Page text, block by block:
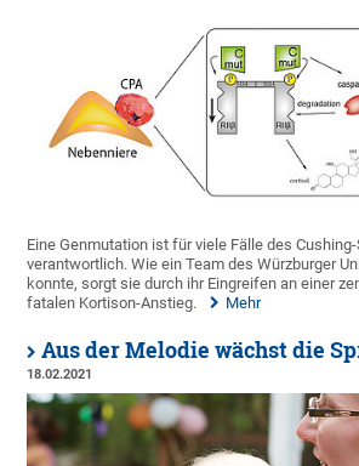
Eine Genmutation ist für viele Fälle des
verantwortlich. Wie ein Team des Würzburger
konnte, sorgt sie durch ihr Eingreifen an einer
fatalen Kortison-Anstieg.
Mehr
Aus der Melodie wächst die
18.02.2021